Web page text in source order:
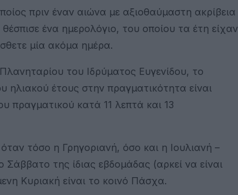
πριν έναν αιώνα με αξιοθαύμαστη ακρίβεια
ένα ημερολόγιο, του οποίου τα έτη είχαν
μία ακόμα ημέρα.
του Ιδρύματος Ευγενίδου, το
ηλιακού έτους στην πραγματικότητα είναι
πραγματικού κατά 11 λεπτά και 13
τόσο η Γρηγοριανή, όσο και η Ιουλιανή –
της ίδιας εβδομάδας (αρκεί να είναι
Κυριακή είναι το κοινό Πάσχα.